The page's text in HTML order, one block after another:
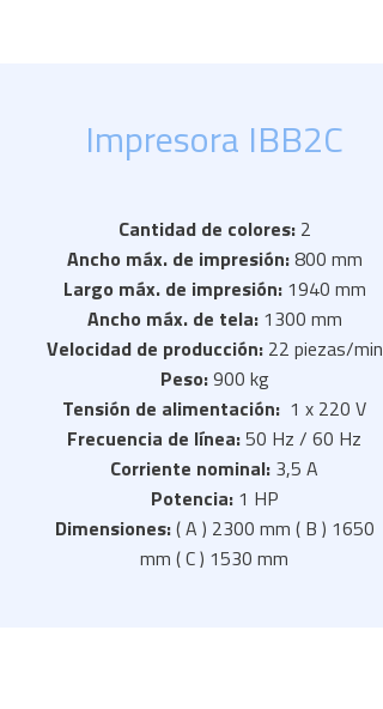
Impresora IBB2C
Cantidad de colores: 2
Ancho máx. de impresión:800 mm
Largo máx. de impresión: 1940 mm
Ancho máx. de tela: 1300 mm
Velocidad de producción: 22 piezas/min
Peso:900 kg
Tensión de alimentación: 1 x 220 V
Frecuencia de línea:50 Hz / 60 Hz
Corriente nominal: 3,5 A
Potencia: 1 HP
Dimensiones:( A ) 2300 mm ( B ) 1650
mm ( C ) 1530 mm